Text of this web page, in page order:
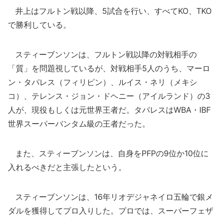
井上はフルトン戦以降、5試合を行い、すべてKO、TKO
で勝利している。
スティーブンソンは、フルトン戦以降の対戦相手の
「質」を問題視しているが、対戦相手5人のうち、マーロ
ン・タパレス（フィリピン）、ルイス・ネリ（メキシ
コ）、テレンス・ジョン・ドヘニー（アイルランド）の3
人が、現役もしくは元世界王者だ。タパレスはWBA・IBF
世界スーパーバンタム級の王者だった。
また、スティーブンソンは、自身をPFPの9位か10位に
入れるべきだと主張したという。
スティーブンソンは、16年リオデジャネイロ五輪で銀メ
ダルを獲得してプロ入りした。プロでは、スーパーフェザ